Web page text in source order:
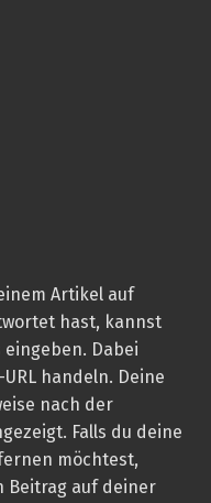
Artikel auf
hast, kannst
eingeben. Dabei
handeln. Deine
nach der
Falls du deine
möchtest,
Beitrag auf deiner